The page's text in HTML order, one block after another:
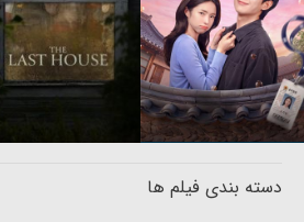
دسته بندی فیلم ها